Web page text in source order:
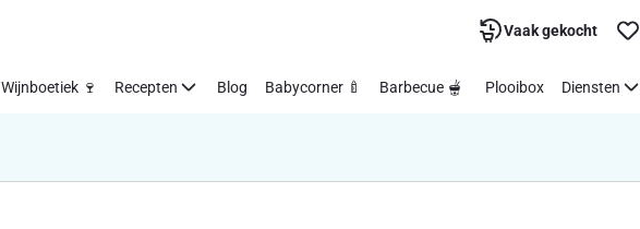
Vaak gekocht
Wijnboetiek 🍷 Recepten Blog Babycorner 🍼 Barbecue 🫕 Plooibox Diensten